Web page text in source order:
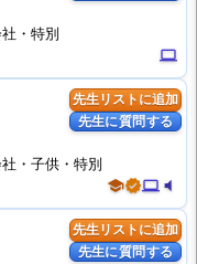
computer
・特別
先生リストに追加
先生に質問する
schoolverifiedcomputer volume_mute
・子供・特別
先生リストに追加
先生に質問する